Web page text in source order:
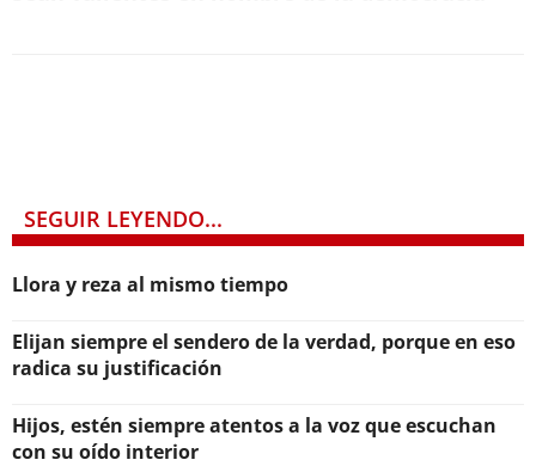
SEGUIR LEYENDO...
Llora y reza al mismo tiempo
Elijan siempre el sendero de la verdad, porque en eso
radica su justificación
Hijos, estén siempre atentos a la voz que escuchan
con su oído interior